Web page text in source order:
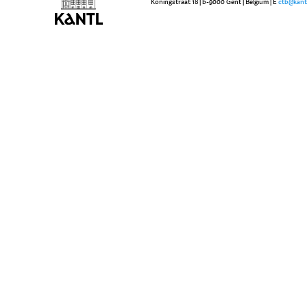
Koningstraat 18 | b-9000 Gent | Belgium | E